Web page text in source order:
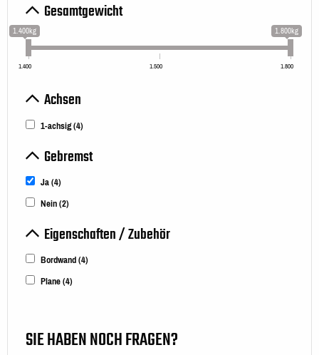
Gesamtgewicht
1.400kg 1.800kg
1.400 1.500 1.800
Achsen
1-achsig(4)
Gebremst
Ja(4)
Nein(2)
Eigenschaften / Zubehör
Bordwand(4)
Plane(4)
SIE HABEN NOCH FRAGEN?